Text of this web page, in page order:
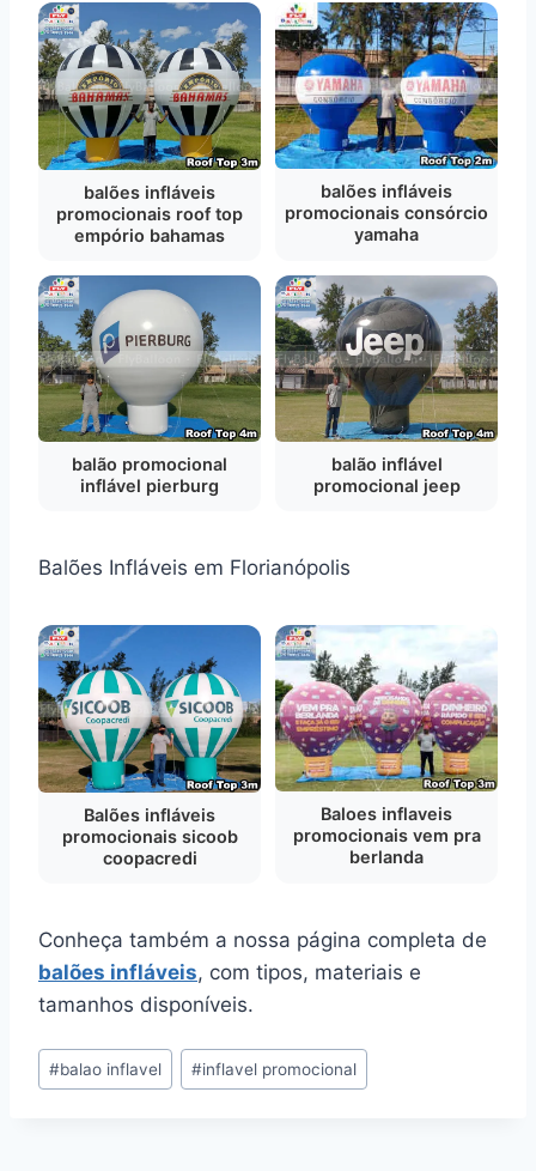
balões infláveis
promocionais roof top
empório bahamas
balões infláveis
promocionais consórcio
yamaha
balão promocional
inflável pierburg
balão inflável
promocional jeep
Balões Infláveis em Florianópolis
Balões infláveis
promocionais sicoob
coopacredi
Baloes inflaveis
promocionais vem pra
berlanda
Conheça também a nossa página completa de
balões infláveis, com tipos, materiais e
tamanhos disponíveis.
Tags
do
#balao inflavel #inflavel promocional